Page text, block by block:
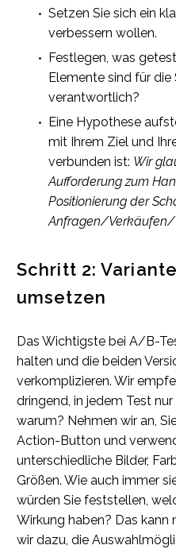
Setzen Sie sich ein
verbessern wollen.
Festlegen, was
Elemente sind für
verantwortlich?
Eine Hypothese
mit Ihrem Ziel und
verbunden ist: Wir
Aufforderung zum
Positionierung der
Anfragen/Verkäufen/
Schritt 2:
umsetzen
Das Wichtigste bei A/B-
halten und die beiden
verkomplizieren. Wir
dringend, in jedem Test
warum? Nehmen wir an,
Action-Button und
unterschiedliche Bilder,
Größen. Wie auch immer
würden Sie feststellen,
Wirkung haben? Das kann
wir dazu, die